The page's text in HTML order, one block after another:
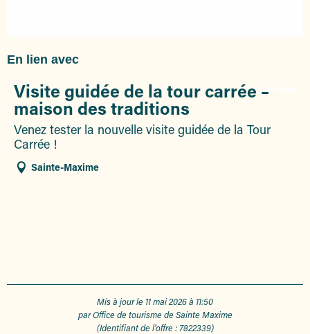
En lien avec
Visite guidée de la tour carrée –
maison des traditions
Venez tester la nouvelle visite guidée de la Tour
Carrée !
Sainte-Maxime
Réservable
Mis à jour le 11 mai 2026 à 11:50
par Office de tourisme de Sainte Maxime
(Identifiant de l'offre : 7822339)